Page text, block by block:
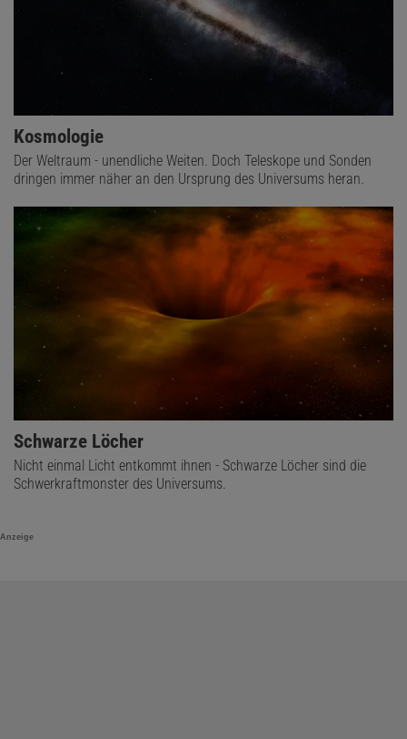
Kosmologie
Der Weltraum - unendliche Weiten. Doch Teleskope und Sonden
dringen immer näher an den Ursprung des Universums heran.
Schwarze Löcher
Nicht einmal Licht entkommt ihnen - Schwarze Löcher sind die
Schwerkraftmonster des Universums.
Anzeige